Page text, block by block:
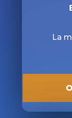
La